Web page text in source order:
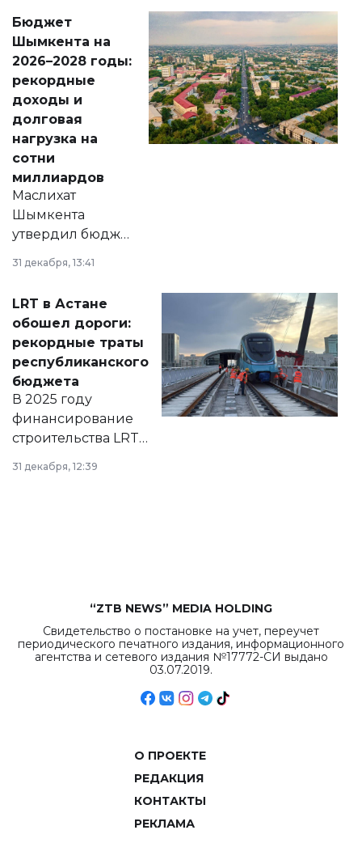
народу
Венесуэлы.
Бюджет
Шымкента на
2026–2028 годы:
рекордные
доходы и
долговая
нагрузка на
сотни
миллиардов
Маслихат
Шымкента
утвердил бюджет
города на 2026–
2028 годы.
документ
появился в базе
нормативных
правовых актов и
на сайте маслихат
города.
31 декабря, 13:41
LRT в Астане
обошел дороги:
рекордные траты
республиканского
бюджета
В 2025 году
финансирование
строительства LRT
в Астане из
республиканского
31 декабря, 12:39
“ZTB NEWS” MEDIA HOLDING
Свидетельство о постановке на учет, переучет
периодического печатного издания, информационного
агентства и сетевого издания №17772-СИ выдано
03.07.2019.
О ПРОЕКТЕ
РЕДАКЦИЯ
КОНТАКТЫ
РЕКЛАМА